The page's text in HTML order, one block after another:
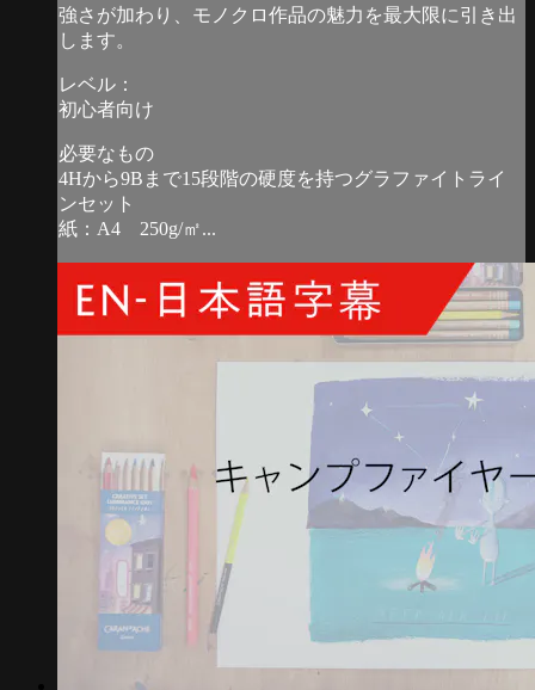
強さが加わり、モノクロ作品の魅力を最大限に引き出
します。
レベル：
初心者向け
必要なもの
4Hから9Bまで15段階の硬度を持つグラファイトライ
ンセット
紙：A4 250g/㎡...